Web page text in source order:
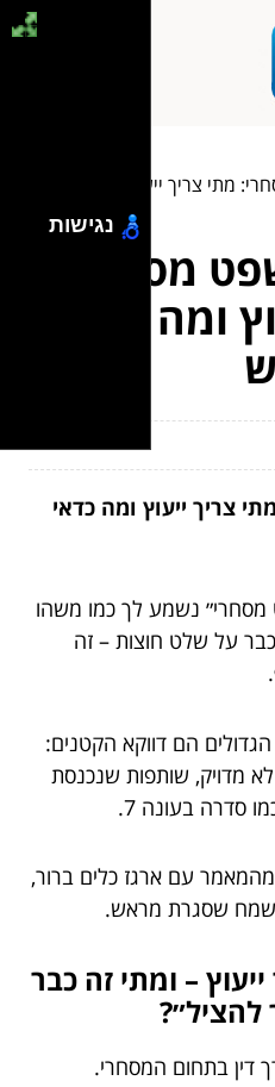
מתי צריך ייעוץ ומה כדאי
מסחרי:
ומה כדאי
צריך ייעוץ ומה כדאי
מסחרי״ נשמע לך כמו משהו
על שלט חוצות – זה
הם דווקא הקטנים:
מדויק, שותפות שנכנסת
סדרה בעונה 7.
עם ארגז כלים ברור,
שסגרת מראש.
– ומתי זה כבר
דין בתחום המסחרי.
נגישות